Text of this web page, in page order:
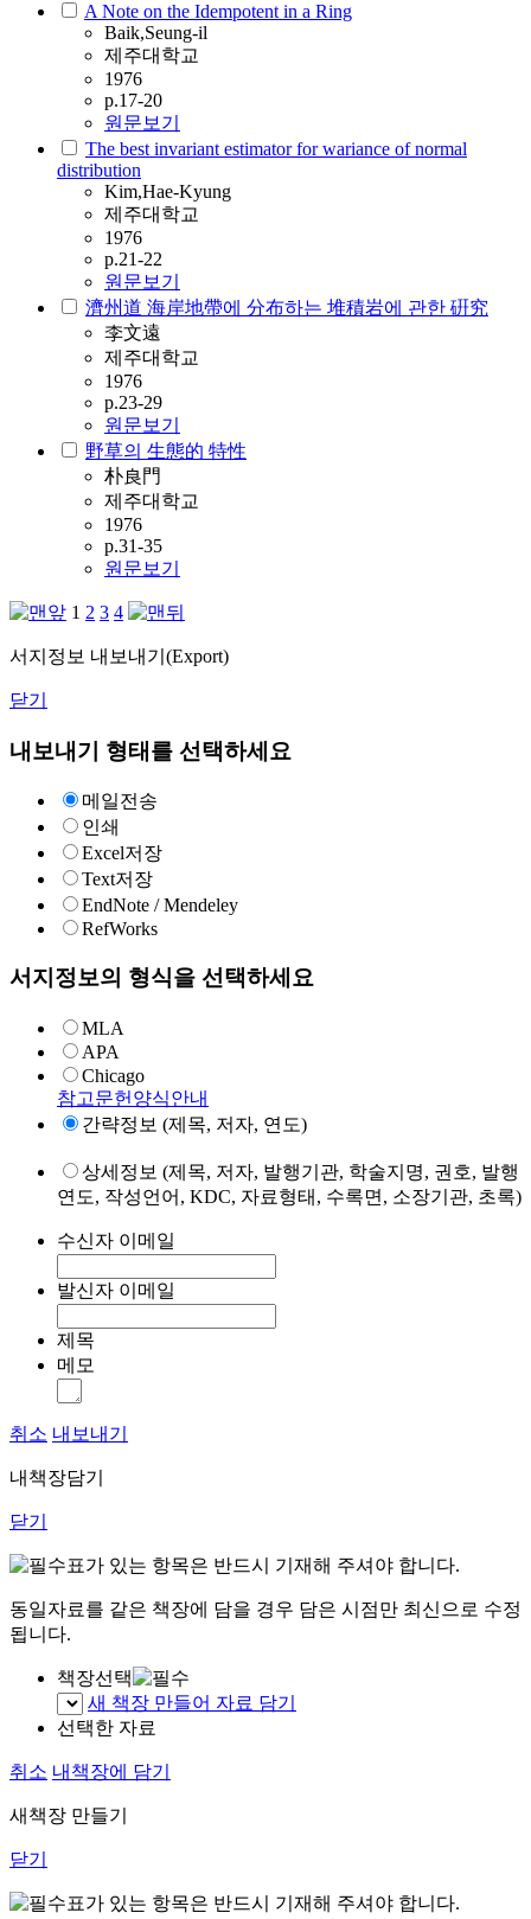
A Note on the Idempotent in a Ring
Baik,Seung-il
제주대학교
1976
p.17-20
원문보기
The best invariant estimator for wariance of normal
distribution
Kim,Hae-Kyung
제주대학교
1976
p.21-22
원문보기
濟州道 海岸地帶에 分布하는 堆積岩에 관한 硏究
李文遠
제주대학교
1976
p.23-29
원문보기
野草의 生態的 特性
朴良門
제주대학교
1976
p.31-35
원문보기
1 2 3 4
서지정보 내보내기(Export)
닫기
내보내기 형태를 선택하세요
메일전송
인쇄
Excel저장
Text저장
EndNote / Mendeley
RefWorks
서지정보의 형식을 선택하세요
MLA
APA
Chicago
참고문헌양식안내
간략정보 (제목, 저자, 연도)
상세정보 (제목, 저자, 발행기관, 학술지명, 권호, 발행
연도, 작성언어, KDC, 자료형태, 수록면, 소장기관, 초록)
수신자 이메일
발신자 이메일
제목
메모
취소 내보내기
내책장담기
닫기
표가 있는 항목은 반드시 기재해 주셔야 합니다.
동일자료를 같은 책장에 담을 경우 담은 시점만 최신으로 수정
됩니다.
책장선택
새 책장 만들어 자료 담기
선택한 자료
취소 내책장에 담기
새책장 만들기
닫기
표가 있는 항목은 반드시 기재해 주셔야 합니다.